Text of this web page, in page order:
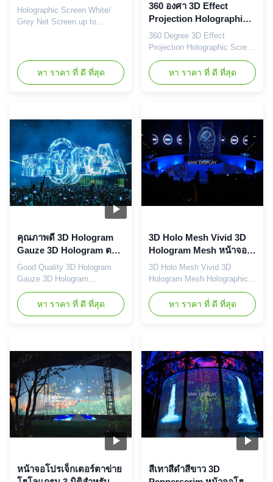
Holographic Screen White/
Grey Net Screen up to
projection for Hologram
Wedding and Product
transparent than the traditional
sense of ...
หา ราคา ที่ ดี ที่สุด
360 องศา 3D Effect
Projection Holographic
Screen projection net
Hologram Mesh Screen
360 Degree 3D Effect
Projection Holographic Screen
projection net Hologram Mesh
Screen Specifications: High-
quality holographic image See
install & remove Can be
folded in small size Reusable
Customized size 180°/ ...
หา ราคา ที่ ดี ที่สุด
คุณภาพดี 3D Hologram
Gauze 3D Hologram ตา
ข่ายโฮโลแกรมสุทธิสำหรับ
Stage 3D Holo Mesh
Good Quality 3D Hologram
Gauze 3D Hologram
Holographic Mesh Net For
The Stage 3D Holo Mesh
Vivid Holo Gauze is perfect
stage, Transparent Screen for
new novel projection. Image
can be suspended in the air to
produce ...
หา ราคา ที่ ดี ที่สุด
3D Holo Mesh Vivid 3D
Hologram Mesh หน้าจอ
โฮโลแกรมสุทธิสำหรับเวที
3D Hologram Gauze
3D Holo Mesh Vivid 3D
Hologram Mesh Holographic
Screen Net For The Stage 3D
Hologram Gauze Motorized
Hologram Screen The
with the holograms makes it
appear as if a tangible
connection is being made.
Fixed Hologram ...
หา ราคา ที่ ดี ที่สุด
หน้าจอโปรเจ็กเตอร์ตาข่าย
สีเทาสีดำสีขาว 3D